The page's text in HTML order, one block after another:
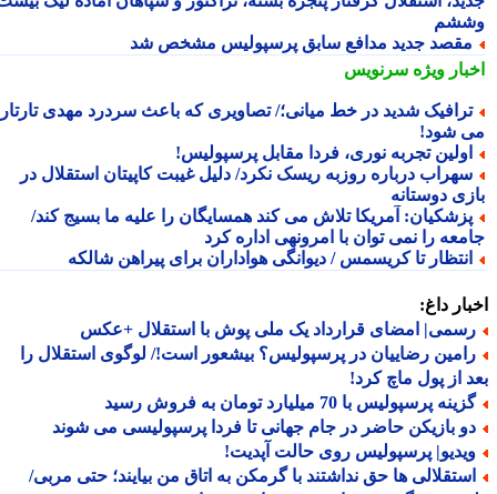
جدید مدافع سابق پرسپولیس مشخص شد
ویژهسرنویس
شدید در خط میانی؛/ تصاویری که باعث سردرد مهدی تارتار
شود!
تجربه نوری، فردا مقابل پرسپولیس!
درباره روزبه ریسک نکرد/ دلیل غیبت کاپیتان استقلال در
دوستانه
آمریکا تلاش می کند همسایگان را علیه ما بسیج کند/
را نمی توان با امرونهی اداره کرد
تا کریسمس / دیوانگی هواداران برای پیراهن شالکه
داغ:
امضای قرارداد یک ملی پوش با استقلال +عکس
رضاییان در پرسپولیس؟ بیشعور است!/ لوگوی استقلال را
از پول ماچ کرد!
پرسپولیس با 70 میلیارد تومان به فروش رسید
بازیکن حاضر در جام جهانی تا فردا پرسپولیسی می شوند
پرسپولیس روی حالت آپدیت!
ها حق نداشتند با گرمکن به اتاق من بیایند؛ حتی مربی/